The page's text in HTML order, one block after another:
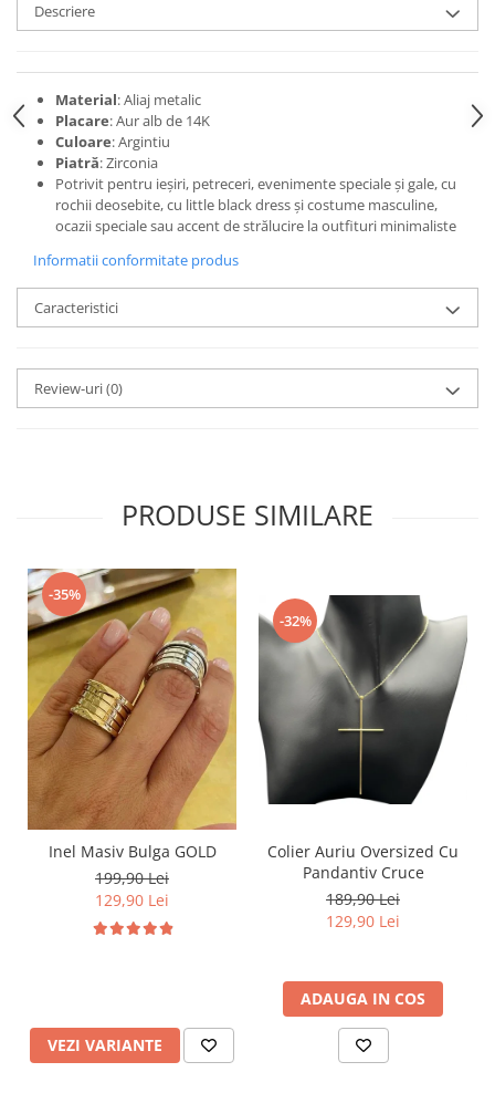
Descriere
Material: Aliaj metalic
Placare: Aur alb de 14K
Culoare: Argintiu
Piatră: Zirconia
Potrivit pentru ieșiri, petreceri, evenimente speciale și gale, cu
rochii deosebite, cu little black dress și costume masculine,
ocazii speciale sau accent de strălucire la outfituri minimaliste
Informatii conformitate produs
Caracteristici
Review-uri(0)
PRODUSE SIMILARE
-35%
Inel Masiv Bulga GOLD
199,90 Lei
129,90 Lei
VEZI VARIANTE
-32%
Colier Auriu Oversized Cu
Pandantiv Cruce
189,90 Lei
129,90 Lei
ADAUGA IN COS